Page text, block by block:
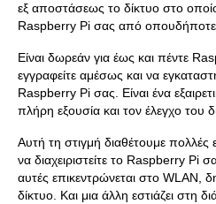
εξ αποστάσεως το δίκτυο στο
Raspberry Pi σας από
Είναι δωρεάν για έως και πέντε
εγγραφείτε αμέσως και να
Raspberry Pi σας. Είναι ένα
πλήρη εξουσία και τον έλεγχο του
Αυτή τη στιγμή διαθέτουμε
να διαχειριστείτε το Raspberry Pi
αυτές επικεντρώνεται στο WLAN,
δίκτυο. Και μια άλλη εστιάζει στη